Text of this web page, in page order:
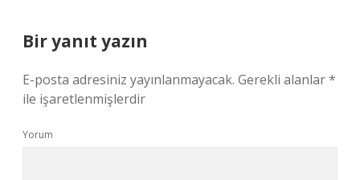
Bir yanıt yazın
E-posta adresiniz yayınlanmayacak. Gerekli alanlar*
ile işaretlenmişlerdir
Yorum